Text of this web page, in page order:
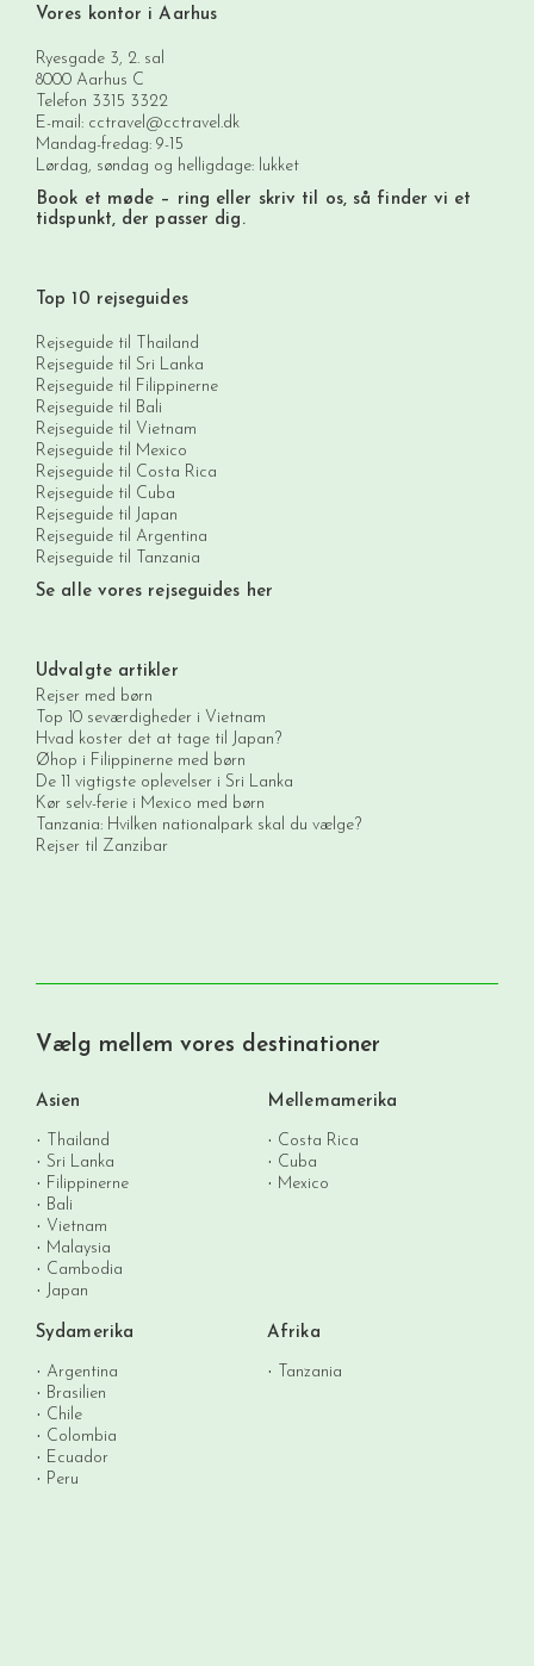
Vores kontor i Aarhus
Ryesgade 3, 2. sal
8000 Aarhus C
Telefon 3315 3322
E-mail: cctravel@cctravel.dk
Mandag-fredag: 9-15
Lørdag, søndag og helligdage: lukket
Book et møde – ring eller skriv til os, så finder vi et
tidspunkt, der passer dig.
Top 10 rejseguides
Rejseguide til Thailand
Rejseguide til Sri Lanka
Rejseguide til Filippinerne
Rejseguide til Bali
Rejseguide til Vietnam
Rejseguide til Mexico
Rejseguide til Costa Rica
Rejseguide til Cuba
Rejseguide til Japan
Rejseguide til Argentina
Rejseguide til Tanzania
Se alle vores rejseguides her
Udvalgte artikler
Rejser med børn
Top 10 seværdigheder i Vietnam
Hvad koster det at tage til Japan?
Øhop i Filippinerne med børn
De 11 vigtigste oplevelser i Sri Lanka
Kør selv-ferie i Mexico med børn
Tanzania: Hvilken nationalpark skal du vælge?
Rejser til Zanzibar
Vælg mellem vores destinationer
Asien
Thailand
Sri Lanka
Filippinerne
Bali
Vietnam
Malaysia
Cambodia
Japan
Mellemamerika
Costa Rica
Cuba
Mexico
Sydamerika
Argentina
Brasilien
Chile
Colombia
Ecuador
Peru
Afrika
Tanzania